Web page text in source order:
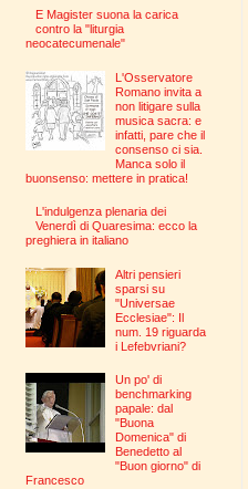
E Magister suona la carica
contro la "liturgia
neocatecumenale"
L'Osservatore
Romano invita a
non litigare sulla
musica sacra: e
infatti, pare che il
consenso ci sia.
Manca solo il
buonsenso: mettere in pratica!
L'indulgenza plenaria dei
Venerdì di Quaresima: ecco la
preghiera in italiano
Altri pensieri
sparsi su
"Universae
Ecclesiae": Il
num. 19 riguarda
i Lefebvriani?
Un po' di
benchmarking
papale: dal
"Buona
Domenica" di
Benedetto al
"Buon giorno" di
Francesco